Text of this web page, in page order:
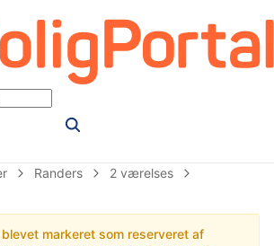
Randers
2 værelses
blevet markeret som reserveret af